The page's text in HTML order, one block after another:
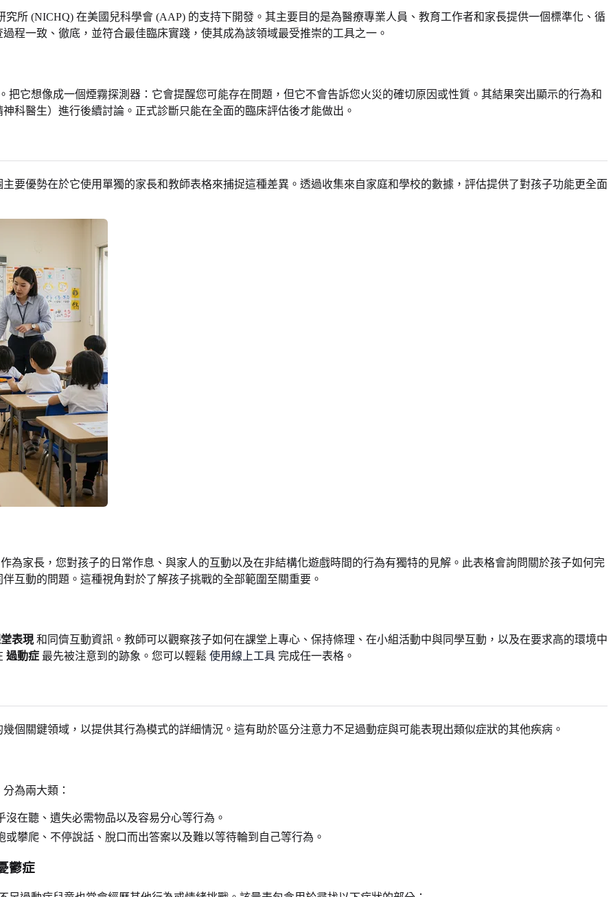
所 (NICHQ) 在美國兒科學會 (AAP) 的支持下開發。其主要目的是為醫療專業人員、教育工作者和家長提供一個標準化、循
過程一致、徹底，並符合最佳臨床實踐，使其成為該領域最受推崇的工具之一。
把它想像成一個煙霧探測器：它會提醒您可能存在問題，但它不會告訴您火災的確切原因或性質。其結果突出顯示的行為和
科醫生）進行後續討論。正式診斷只能在全面的臨床評估後才能做出。
要優勢在於它使用單獨的家長和教師表格來捕捉這種差異。透過收集來自家庭和學校的數據，評估提供了對孩子功能更全面
為家長，您對孩子的日常作息、與家人的互動以及在非結構化遊戲時間的行為有獨特的見解。此表格會詢問關於孩子如何完
互動的問題。這種視角對於了解孩子挑戰的全部範圍至關重要。
表現 和同儕互動資訊。教師可以觀察孩子如何在課堂上專心、保持條理、在小組活動中與同學互動，以及在要求高的環境中
過動症 最先被注意到的跡象。您可以輕鬆 使用線上工具 完成任一表格。
個關鍵領域，以提供其行為模式的詳細情況。這有助於區分注意力不足過動症與可能表現出類似症狀的其他疾病。
為兩大類：
在聽、遺失必需物品以及容易分心等行為。
攀爬、不停說話、脫口而出答案以及難以等待輪到自己等行為。
鬱症